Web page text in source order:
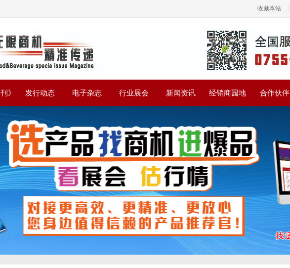
收藏本站
》 发行动态 电子杂志 行业展会 新闻资讯 经销商园地 合作伙伴